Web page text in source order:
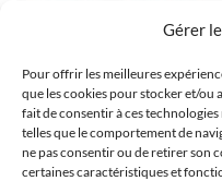
Gérer
Pour offrir les meilleures
que les cookies pour stocker et/ou
fait de consentir à ces
telles que le comportement de
ne pas consentir ou de retirer son
certaines caractéristiques et
Paniers à projets tricot nomade
– Maisons- Taille L